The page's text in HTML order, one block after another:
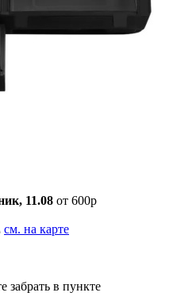
11.08 от 600р
см. на карте
забрать в пункте